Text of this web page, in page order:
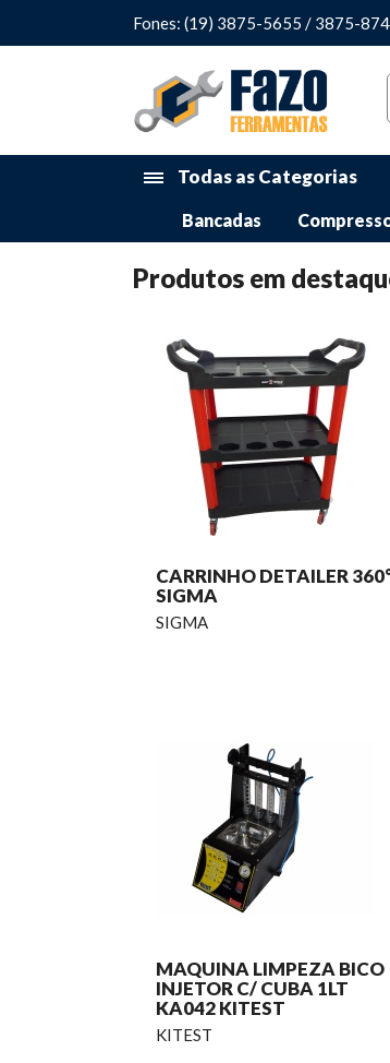
Fones: (19) 3875-5655 / 3875-
Todas as Categorias
Bancadas
Produtos em
CARRINHO DETAILER
SIGMA
SIGMA
MAQUINA LIMPEZA BICO
INJETOR C/ CUBA 1LT
KA042 KITEST
KITEST